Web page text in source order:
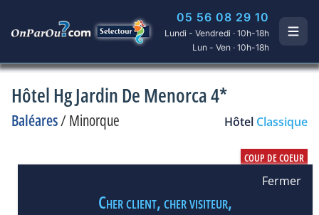
05 56 08 29 10
Lundi - Vendredi · 10h-18h
Lun - Ven · 10h-18h
Hôtel Hg Jardin De Menorca 4*
Baléares/Minorque Hôtel Classique
Fermer
Cher client, cher visiteur,